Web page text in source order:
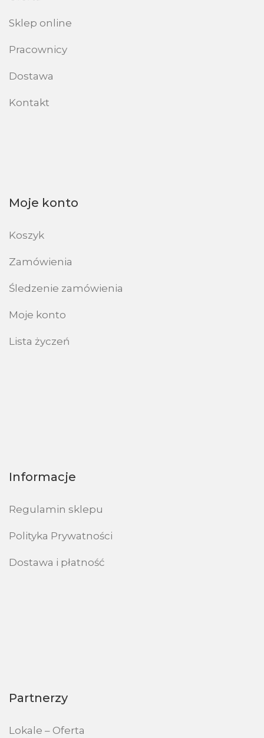
Sklep online
Pracownicy
Dostawa
Kontakt
Moje konto
Koszyk
Zamówienia
Śledzenie zamówienia
Moje konto
Lista życzeń
Informacje
Regulamin sklepu
Polityka Prywatności
Dostawa i płatność
Partnerzy
Lokale – Oferta